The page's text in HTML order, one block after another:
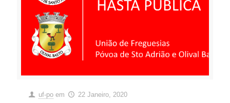
uf-po em 22 Janeiro, 2020